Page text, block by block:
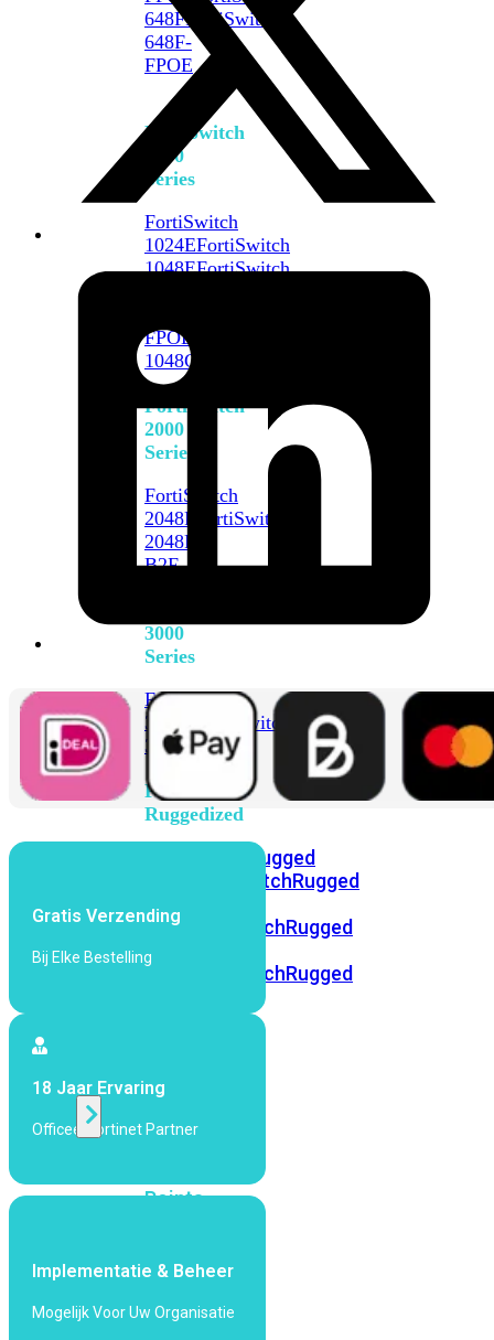
648FFortiSwitch
648F-
FPOE
FortiSwitch
1000
Series
FortiSwitch
1024EFortiSwitch
1048EFortiSwitch
FPOE
1048G
FortiSwitch
2000
Series
FortiSwitch
2048F
FortiSwitch
2048F-
B2F
3000
Series
FortiSwitch
3032E
FortiSwitch
3032G
FortiSwitch
Ruggedized
FortiSwitchRugged
FortiSwitchRugged
112F-
POE FortiSwitchRugged
216F-
POE
FortiSwitchRugged
WiFi
Points
Wi-
Generatie
Gratis Verzending
Bij Elke Bestelling
18 Jaar Ervaring
Officeel Fortinet Partner
Implementatie & Beheer
Mogelijk Voor Uw Organisatie